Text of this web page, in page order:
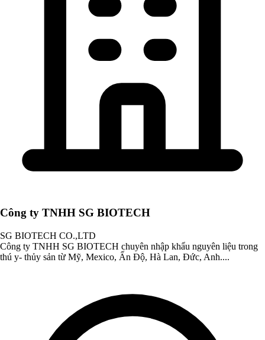
Công ty TNHH SG BIOTECH
SG BIOTECH CO.,LTD
Công ty TNHH SG BIOTECH chuyên nhập khẩu nguyên liệu trong
thú y- thủy sản từ Mỹ, Mexico, Ấn Độ, Hà Lan, Đức, Anh....